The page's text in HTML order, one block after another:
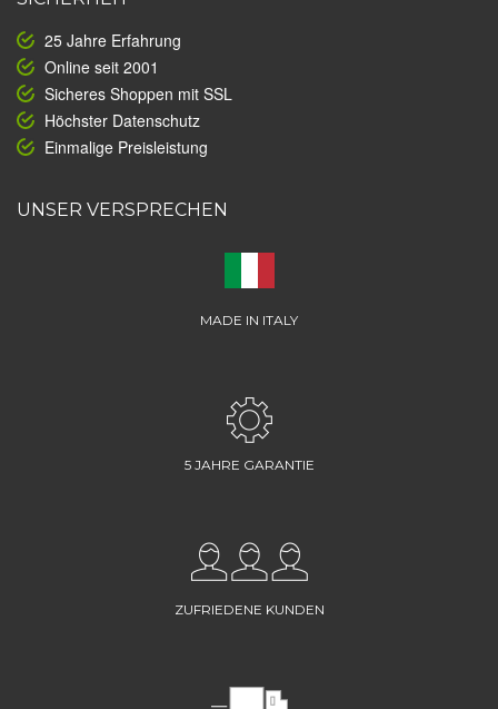
25 Jahre Erfahrung
Online seit 2001
Sicheres Shoppen mit SSL
Höchster Datenschutz
Einmalige Preisleistung
UNSER VERSPRECHEN
MADE IN ITALY
5 JAHRE GARANTIE
ZUFRIEDENE KUNDEN